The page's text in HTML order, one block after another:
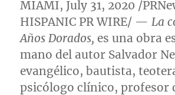
MIAMI, July 31, 2020 /
HISPANIC PR WIRE/ —La
Años Dorados,es una obra
mano del autor Salvador
evangélico, bautista,
psicólogo clínico, profesor